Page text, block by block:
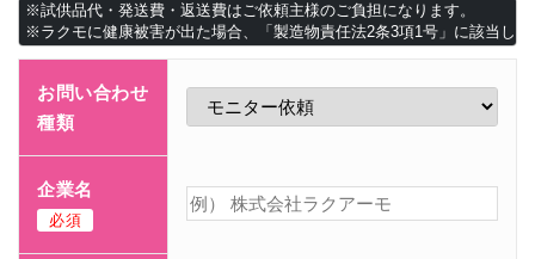
※試供品代・発送費・返送費はご依頼主様のご負担になります。
※ラクモに健康被害が出た場合、「製造物責任法2条3項1号」に該当し
お問い合わせ
種類
企業名
必須